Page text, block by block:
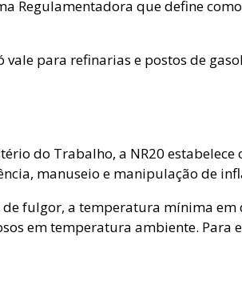
Regulamentadora que define
vale para refinarias e postos de
do Trabalho, a NR20
manuseio e manipulação de
fulgor, a temperatura mínima
em temperatura ambiente.